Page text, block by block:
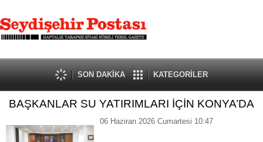
SON DAKİKA KATEGORİLER
BAŞKANLAR SU YATIRIMLARI İÇİN KONYA’DA
06 Haziran 2026 Cumartesi 10:47